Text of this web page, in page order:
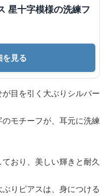
星十字模様の洗練フ
見る
目を引く大ぶりシルバー
モチーフが、耳元に洗練
おり、美しい輝きと耐久
りピアスは、身につける